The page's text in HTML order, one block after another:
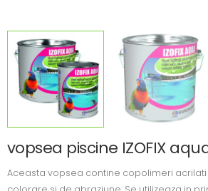
vopsea piscine IZOFIX
Aceasta vopsea contine copolimeri